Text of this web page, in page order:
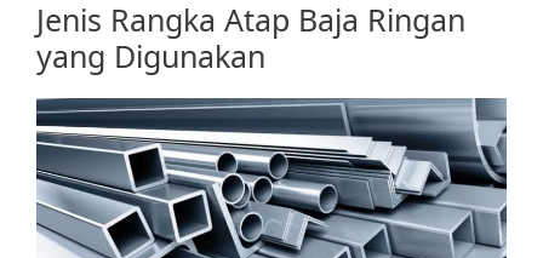
Jenis Rangka Atap Baja Ringan
yang Digunakan